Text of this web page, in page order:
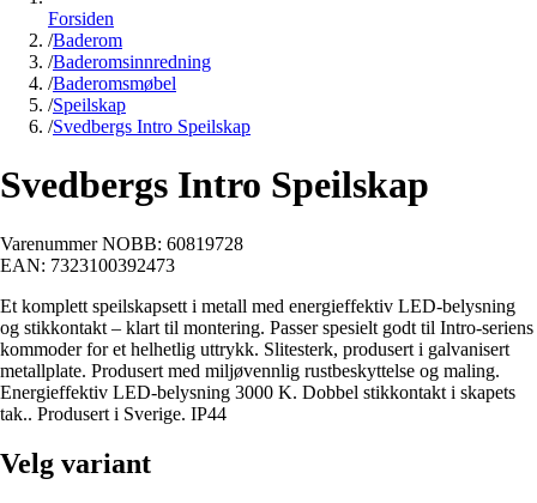
Forsiden
/Baderom
/Baderomsinnredning
/Baderomsmøbel
/Speilskap
/Svedbergs Intro Speilskap
Svedbergs Intro Speilskap
Varenummer NOBB: 60819728
EAN: 7323100392473
Et komplett speilskapsett i metall med energieffektiv LED-belysning
og stikkontakt – klart til montering. Passer spesielt godt til Intro-seriens
kommoder for et helhetlig uttrykk. Slitesterk, produsert i galvanisert
metallplate. Produsert med miljøvennlig rustbeskyttelse og maling.
Energieffektiv LED-belysning 3000 K. Dobbel stikkontakt i skapets
tak.. Produsert i Sverige. IP44
Velg variant